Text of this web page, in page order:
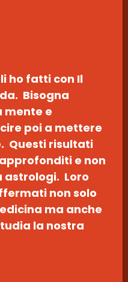
ho fatti con Il
Bisogna
mente e
poi a mettere
Questi risultati
e non
astrologi. Loro
non solo
ma anche
la nostra